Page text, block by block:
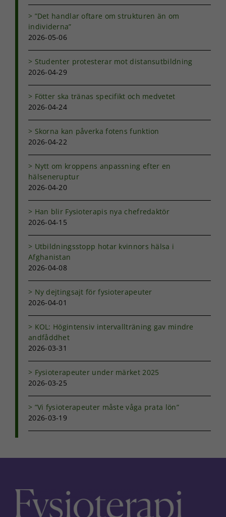
”Det handlar oftare om strukturen än om
individerna”
2026-05-06
Studenter protesterar mot distansutbildning
2026-04-29
Fötter ska tränas specifikt och medvetet
2026-04-24
Skorna kan påverka fotens funktion
2026-04-22
Nytt om kroppens anpassning efter en
hälseneruptur
2026-04-20
Han blir Fysioterapis nya chefredaktör
2026-04-15
Utbildningsstopp hotar kvinnors hälsa i
Afghanistan
2026-04-08
Ny dejtingsajt för fysioterapeuter
2026-04-01
KOL: Högintensiv intervallträning gav mindre
andfåddhet
2026-03-31
Fysioterapeuter under märket 2025
2026-03-25
”Vi fysioterapeuter måste våga prata lön”
2026-03-19